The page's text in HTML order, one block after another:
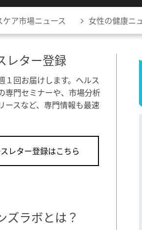
ケア市場ニュース 女性の健康ニ
レター登録
１回お届けします。ヘルス
専門セミナーや、市場分析
ースなど、専門情報も最速
レター登録はこちら
ズラボとは？